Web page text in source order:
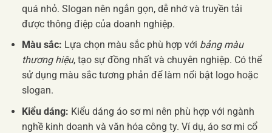
quá nhỏ. Slogan nên ngắn gọn, dễ nhớ và truyền tải
được thông điệp của doanh nghiệp.
Màu sắc: Lựa chọn màu sắc phù hợp với bảng màu
thương hiệu, tạo sự đồng nhất và chuyên nghiệp. Có thể
sử dụng màu sắc tương phản để làm nổi bật logo hoặc
slogan.
Kiểu dáng: Kiểu dáng áo sơ mi nên phù hợp với ngành
nghề kinh doanh và văn hóa công ty. Ví dụ, áo sơ mi cổ